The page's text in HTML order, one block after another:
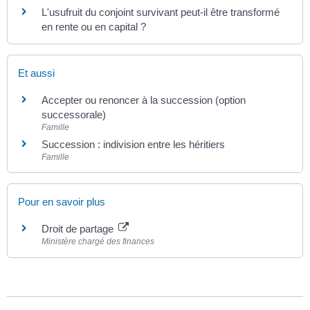
L'usufruit du conjoint survivant peut-il être transformé
en rente ou en capital ?
Et aussi
Accepter ou renoncer à la succession (option
successorale)
Famille
Succession : indivision entre les héritiers
Famille
Pour en savoir plus
Droit de partage
Ministère chargé des finances